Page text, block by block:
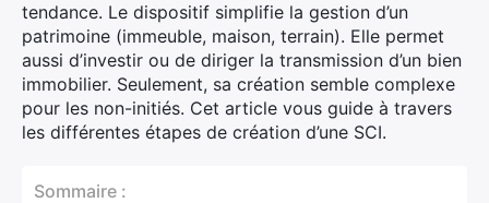
tendance. Le dispositif simplifie la gestion d’un
patrimoine (immeuble, maison, terrain). Elle permet
aussi d’investir ou de diriger la transmission d’un bien
immobilier. Seulement, sa création semble complexe
pour les non-initiés. Cet article vous guide à travers
les différentes étapes de création d’une SCI.
Sommaire :